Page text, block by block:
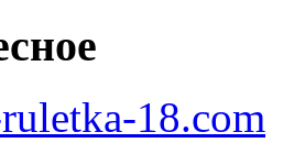
18.com